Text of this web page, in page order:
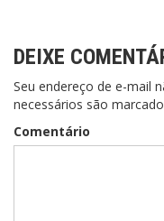
DEIXE
Seu endereço de e-mail
necessários são
Comentário